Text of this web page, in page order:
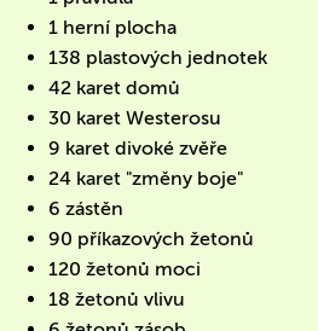
1 herní plocha
138 plastových jednotek
42 karet domů
30 karet Westerosu
9 karet divoké zvěře
24 karet "změny boje"
6 zástěn
90 příkazových žetonů
120 žetonů moci
18 žetonů vlivu